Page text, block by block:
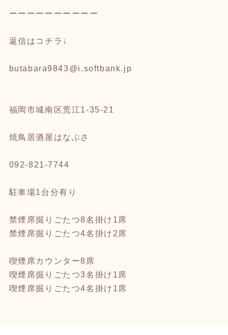
ーーーーーーーーーー
返信はコチラ↓
butabara9843@i.softbank.jp
福岡市城南区荒江1-35-21
焼鳥居酒屋はなぶさ
092-821-7744
駐車場1台分有り
禁煙席掘りごたつ8名掛け1席
禁煙席掘りごたつ4名掛け2席
喫煙席カウンター8席
喫煙席掘りごたつ3名掛け1席
喫煙席掘りごたつ4名掛け1席